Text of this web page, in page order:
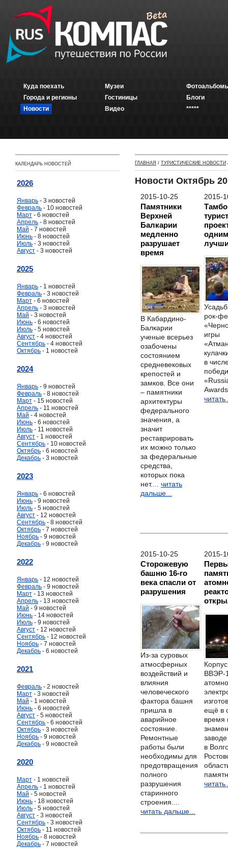
Куда поехать
Города и регионы
Новости
Музеи
Гостиницы
Видео
Блоги
*****
КАЛЕНДАРЬ НОВОСТЕЙ
2026
Январь - 3 новостей
Февраль - 10 новостей
Март - 6 новостей
Апрель - 8 новостей
Май - 7 новостей
Июнь - 8 новостей
Июль - 3 новостей
Август - 3 новостей
2025
Январь - 1 новостей
Февраль - 3 новостей
Март - 6 новостей
Апрель - 3 новостей
Май - 3 новостей
Июнь - 6 новостей
Июль - 5 новостей
Август - 4 новостей
Сентябрь - 4 новостей
Октябрь - 1 новостей
2024
Январь - 9 новостей
Февраль - 8 новостей
Март - 15 новостей
Апрель - 11 новостей
Май - 4 новостей
Июнь - 6 новостей
Июль - 11 новостей
Август - 1 новостей
Сентябрь - 10 новостей
Октябрь - 6 новостей
Декабрь - 3 новостей
2023
Январь - 6 новостей
Июнь - 9 новостей
Июль - 5 новостей
Август - 12 новостей
Сентябрь - 8 новостей
Октябрь - 7 новостей
Ноябрь - 9 новостей
Декабрь - 9 новостей
2022
Январь - 12 новостей
Февраль - 9 новостей
Март - 13 новостей
Апрель - 13 новостей
Май - 9 новостей
Июнь - 14 новостей
Июль - 9 новостей
Август - 12 новостей
Сентябрь - 12 новостей
Ноябрь - 7 новостей
Декабрь - 6 новостей
2021
Февраль - 2 новостей
Март - 3 новостей
Май - 1 новостей
Июнь - 6 новостей
Август - 5 новостей
Сентябрь - 6 новостей
Октябрь - 3 новостей
Ноябрь - 9 новостей
Декабрь - 9 новостей
2020
Март - 1 новостей
Апрель - 1 новостей
Май - 5 новостей
Июнь - 18 новостей
Июль - 5 новостей
Август - 3 новостей
Сентябрь - 3 новостей
Октябрь - 11 новостей
Ноябрь - 8 новостей
Декабрь - 7 новостей
ГЛАВНАЯ / ТУРИСТИЧЕСКИЕ НОВОСТИ
Новости Октябрь
2015-10-25
Памятники
Верхней
Балкарии
медленно
разрушает
время
В Кабардино-
Балкарии
ученые всерьез
озабочены
состоянием
средневековых
крепостей и
замков. Все они
– памятники
архитектуры
федерального
значения, а
значит
реставрировать
их можно только
за федеральные
средства,
которых пока
нет.... читать
дальше...
2015-
рок-
игры
в
2015-10-25
Сторожевую
башню 16-го
века спасли от
разрушения
Из-за суровых
атмосферных
воздействий и
влияния
человеческого
фактора башня
пришла в
аварийное
состояние.
Ремонтные
работы были
необходимы для
предотвращения
полного
разрушения
старинного
строения....
читать дальше...
2015-
ВВЭР-
ещё в
время
в